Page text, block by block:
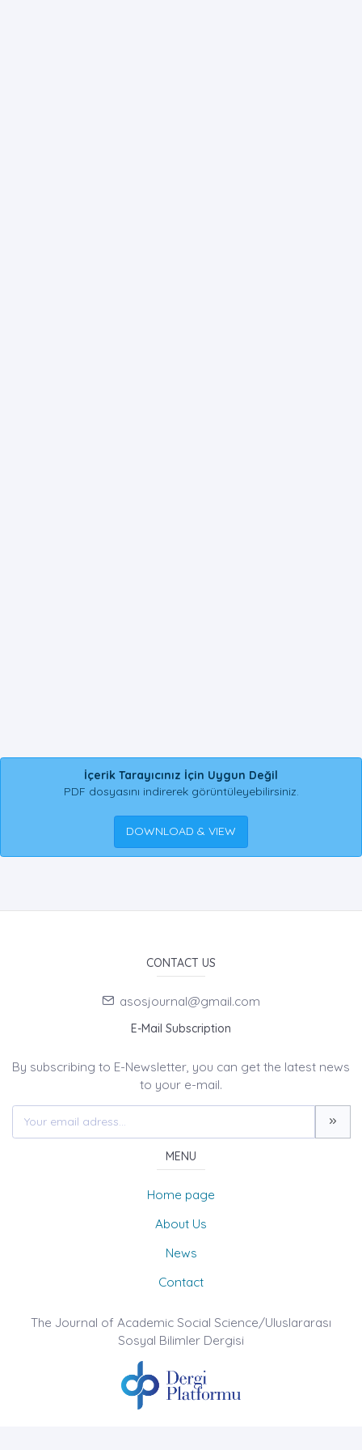
İçerik Tarayıcınız İçin Uygun Değil
PDF dosyasını indirerek görüntüleyebilirsiniz.
DOWNLOAD & VIEW
CONTACT US
asosjournal@gmail.com
E-Mail Subscription
By subscribing to E-Newsletter, you can get the latest news
to your e-mail.
MENU
Home page
About Us
News
Contact
The Journal of Academic Social Science/Uluslararası
Sosyal Bilimler Dergisi